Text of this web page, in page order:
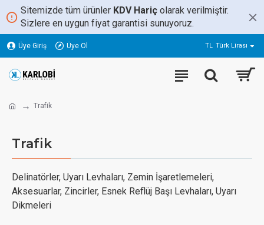
Sitemizde tüm ürünler KDV Hariç olarak verilmiştir.
Sizlere en uygun fiyat garantisi sunuyoruz.
Üye Giriş Üye Ol TL Türk Lirası
Trafik
Trafik
Delinatörler, Uyarı Levhaları, Zemin İşaretlemeleri,
Aksesuarlar, Zincirler, Esnek Reflüj Başı Levhaları, Uyarı
Dikmeleri